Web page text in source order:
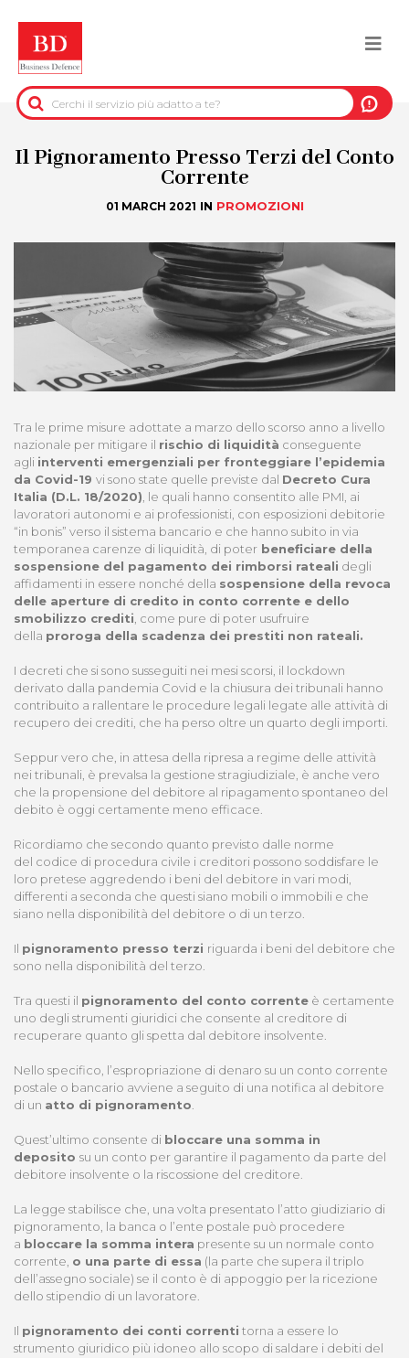
contenuto
principale
BACK
INFORMAZIONI PRE-CONTRATTUALI
CREDITO
INFORMAZIONI IMMOBILIARI
DATI UFFICIALI
DUE DILIGENCE
Il Pignoramento Presso Terzi del Conto
Corrente
01 MARCH 2021 IN PROMOZIONI
Tra le prime misure adottate a marzo dello scorso anno a livello
nazionale per mitigare il rischio di liquidità conseguente
agli interventi emergenziali per fronteggiare l’epidemia
da Covid-19 vi sono state quelle previste dal Decreto Cura
Italia (D.L. 18/2020) , le quali hanno consentito alle PMI, ai
lavoratori autonomi e ai professionisti, con esposizioni debitorie
“in bonis” verso il sistema bancario e che hanno subito in via
temporanea carenze di liquidità, di poter beneficiare della
sospensione del pagamento dei rimborsi rateali degli
affidamenti in essere nonché della sospensione della revoca
delle aperture di credito in conto corrente e dello
smobilizzo crediti , come pure di poter usufruire
della proroga della scadenza dei prestiti non rateali.
I decreti che si sono susseguiti nei mesi scorsi, il lockdown
derivato dalla pandemia Covid e la chiusura dei tribunali hanno
contribuito a rallentare le procedure legali legate alle attività di
recupero dei crediti, che ha perso oltre un quarto degli importi.
Seppur vero che, in attesa della ripresa a regime delle attività
nei tribunali, è prevalsa la gestione stragiudiziale, è anche vero
che la propensione del debitore al ripagamento spontaneo del
debito è oggi certamente meno efficace.
Ricordiamo che secondo quanto previsto dalle norme
del codice di procedura civile i creditori possono soddisfare le
loro pretese aggredendo i beni del debitore in vari modi,
differenti a seconda che questi siano mobili o immobili e che
siano nella disponibilità del debitore o di un terzo.
Il pignoramento presso terzi riguarda i beni del debitore che
sono nella disponibilità del terzo.
Tra questi il pignoramento del conto corrente è certamente
uno degli strumenti giuridici che consente al creditore di
recuperare quanto gli spetta dal debitore insolvente.
Nello specifico, l’espropriazione di denaro su un conto corrente
postale o bancario avviene a seguito di una notifica al debitore
di un atto di pignoramento
Quest’ultimo consente di bloccare una somma in
deposito su un conto per garantire il pagamento da parte del
debitore insolvente o la riscossione del creditore.
La legge stabilisce che, una volta presentato l’atto giudiziario di
pignoramento, la banca o l’ente postale può procedere
a bloccare la somma intera presente su un normale conto
corrente, o una parte di essa (la parte che supera il triplo
dell’assegno sociale) se il conto è di appoggio per la ricezione
dello stipendio di un lavoratore.
Il pignoramento dei conti correnti torna a essere lo
strumento giuridico più idoneo allo scopo di saldare i debiti del